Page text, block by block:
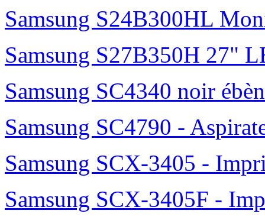
Samsung S24B300HL
Samsung S27B350H 27"
Samsung SC4340 noir
Samsung SC4790 -
Samsung SCX-3405 -
Samsung SCX-3405F -